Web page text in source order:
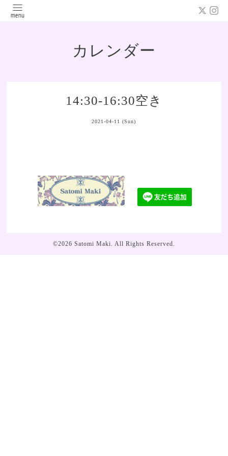
カレンダー
14:30-16:30空き
2021-04-11 (Sun)
©2026 Satomi Maki. All Rights Reserved.